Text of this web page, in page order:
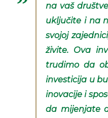
na vaš
uključite i na
svojoj
živite. Ova
trudimo da
investicija u
inovacije i
da mijenjate